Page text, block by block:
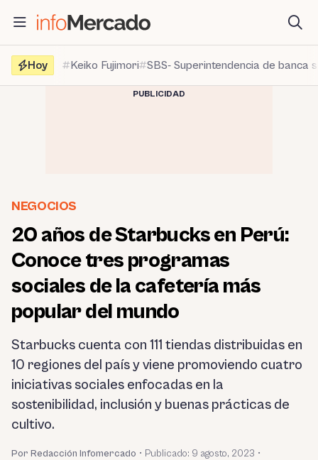
contenido
Hoy
Keiko Fujimori SBS- Superintendencia de banca
PUBLICIDAD
NEGOCIOS
20 años de Starbucks en Perú:
Conoce tres programas
sociales de la cafetería más
popular del mundo
Starbucks cuenta con 111 tiendas distribuidas en
10 regiones del país y viene promoviendo cuatro
iniciativas sociales enfocadas en la
sostenibilidad, inclusión y buenas prácticas de
cultivo.
Por Redacción Infomercado • Publicado: 9 agosto, 2023 •